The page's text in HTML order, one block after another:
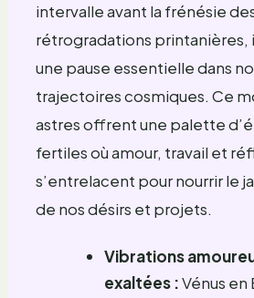
intervalle avant la frénésie
rétrogradations printanières,
une pause essentielle dans
trajectoires cosmiques. Ce
astres offrent une palette
fertiles où amour, travail et
s’entrelacent pour nourrir le
de nos désirs et projets.
Vibrations
exaltées :Vénus en